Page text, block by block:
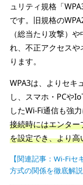
ュリティ規格「
です。旧規格の
（総当たり攻撃）
れ、不正アクセス
ります。
WPA3は、よりセキ
し、スマホ・PCや
したWi-Fi通信も強
接続時にはエンタ
を設定でき、より
【関連記事：Wi-Fi
方式の関係を徹底解説